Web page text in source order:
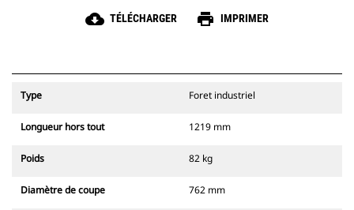
cloud_download TÉLÉCHARGER print IMPRIMER
Type Foret industriel
Longueur hors tout 1219 mm
Poids 82 kg
Diamètre de coupe 762 mm